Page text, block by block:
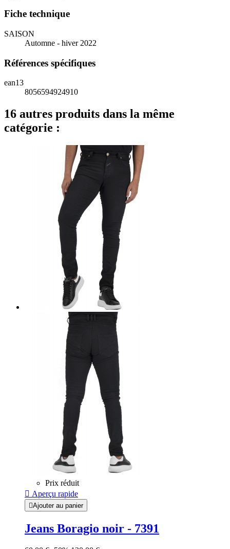
Fiche technique
SAISON
Automne - hiver 2022
Références spécifiques
ean13
8056594924910
16 autres produits dans la même
catégorie :
Prix réduit
 Aperçu rapide
Ajouter au panier
Jeans Boragio noir - 7391